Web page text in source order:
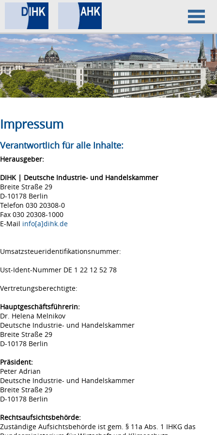
Home
Datenschutz
Impressum
Impressum
Verantwortlich für alle Inhalte:
Herausgeber:
DIHK | Deutsche Industrie- und Handelskammer
Breite Straße 29
D-10178 Berlin
Telefon 030 20308-0
Fax 030 20308-1000
E-Mail info[a]dihk.de
Umsatzsteueridentifikationsnummer:
Ust-Ident-Nummer DE 1 22 12 52 78
Vertretungsberechtigte:
Hauptgeschäftsführerin:
Dr. Helena Melnikov
Deutsche Industrie- und Handelskammer
Breite Straße 29
D-10178 Berlin
Präsident:
Peter Adrian
Deutsche Industrie- und Handelskammer
Breite Straße 29
D-10178 Berlin
Rechtsaufsichtsbehörde:
Zuständige Aufsichtsbehörde ist gem. § 11a Abs. 1 IHKG das